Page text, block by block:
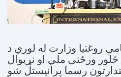
روغتیا وزارت له لوري د
څلور ورځنی ملي او نړیوال
رسما پرانیستل شو